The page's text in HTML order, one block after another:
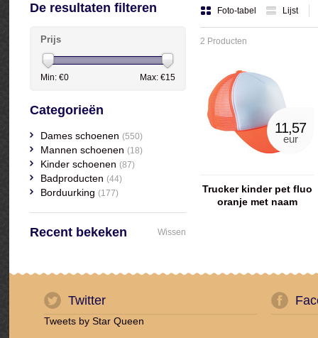
Foto-tabel Lijst
2 Producten
11,57
eur
Trucker kinder pet fluo
oranje met naam
De resultaten filteren
Prijs
Min: €0 Max: €15
Categorieën
Dames schoenen (550)
Mannen schoenen (18)
Kinder schoenen (87)
Badproducten (44)
Borduurking (177)
Recent bekeken Wissen
Twitter
Tweets by Star Queen